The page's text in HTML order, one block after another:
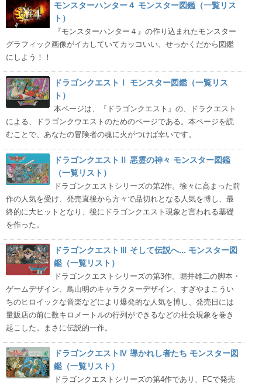
モンスターハンター４ モンスター図鑑（一覧リス
ト）
『モンスターハンター４』の作り込まれたモンスター
グラフィック画像がイカしていてカッコいい、せっかくだから図鑑
にしよう！！
ドラゴンクエストⅠ モンスター図鑑（一覧リス
ト）
本ページは、『ドラゴンクエスト』の、ドラクエスト
による、ドラゴンクウエストのためのページである。本ページを読
むことで、あなたの冒険者の魂に火がつけば幸いです。
ドラゴンクエストⅡ 悪霊の神々 モンスター図鑑
（一覧リスト）
ドラゴンクエストシリーズの第2作。徐々に高まった前
作の人気を受け、発売直後から方々で品切れとなる人気を博し、最
終的に大ヒットとなり、後にドラゴンクエスト現象と言われる基礎
を作った。
ドラゴンクエストⅢ そして伝説へ... モンスター図
鑑（一覧リスト）
ドラゴンクエストシリーズの第3作。堀井雄二の脚本・
ゲームデザイン、鳥山明のキャラクターデザイン、すぎやまこうい
ちのヒロイックな音楽などにより爆発的な人気を博し、発売日には
量販店の前に数キロメートルの行列ができるなどの社会現象を巻き
起こした。まさに伝説的一作。
ドラゴンクエストⅣ 導かれし者たち モンスター図
鑑（一覧リスト）
ドラゴンクエストシリーズの第4作であり、FCで発売